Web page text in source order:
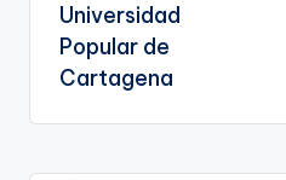
Universidad
Popular de
Cartagena